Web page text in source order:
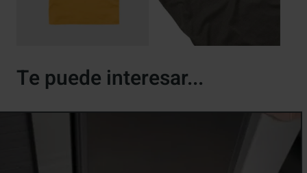
Te puede interesar...